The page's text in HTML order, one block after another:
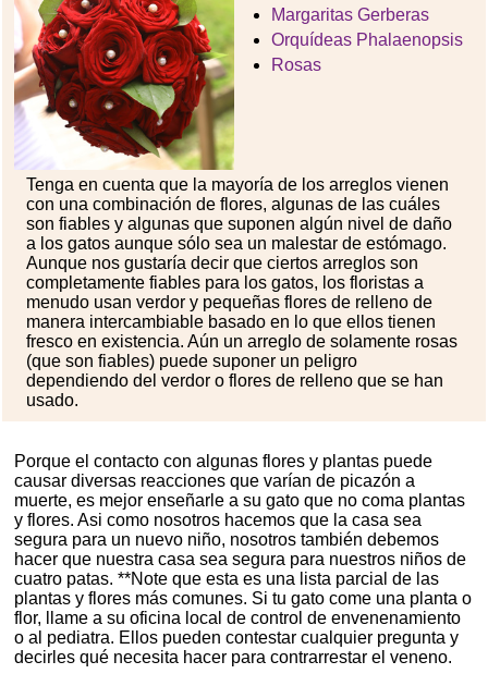
Margaritas Gerberas
Orquídeas Phalaenopsis
Rosas
Tenga en cuenta que la mayoría de los arreglos vienen
con una combinación de flores, algunas de las cuáles
son fiables y algunas que suponen algún nivel de daño
a los gatos aunque sólo sea un malestar de estómago.
Aunque nos gustaría decir que ciertos arreglos son
completamente fiables para los gatos, los floristas a
menudo usan verdor y pequeñas flores de relleno de
manera intercambiable basado en lo que ellos tienen
fresco en existencia. Aún un arreglo de solamente rosas
(que son fiables) puede suponer un peligro
dependiendo del verdor o flores de relleno que se han
usado.
Porque el contacto con algunas flores y plantas puede
causar diversas reacciones que varían de picazón a
muerte, es mejor enseñarle a su gato que no coma plantas
y flores. Asi como nosotros hacemos que la casa sea
segura para un nuevo niño, nosotros también debemos
hacer que nuestra casa sea segura para nuestros niños de
cuatro patas. **Note que esta es una lista parcial de las
plantas y flores más comunes. Si tu gato come una planta o
flor, llame a su oficina local de control de envenenamiento
o al pediatra. Ellos pueden contestar cualquier pregunta y
decirles qué necesita hacer para contrarrestar el veneno.